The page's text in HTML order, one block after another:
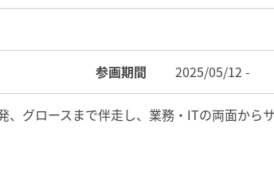
参画期間 2025/05/12 -
、グロースまで伴走し、業務・ITの両面から